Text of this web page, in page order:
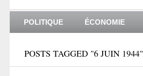
POLITIQUE ÉCONOMIE
POSTS TAGGED "6 JUIN 1944"